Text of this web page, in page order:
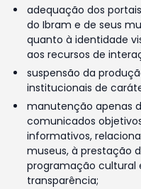
adequação dos
do Ibram e de seus
quanto à identidade
aos recursos de
suspensão da
institucionais de
manutenção apenas
comunicados
informativos,
museus, à prestação
programação cultural
transparência;